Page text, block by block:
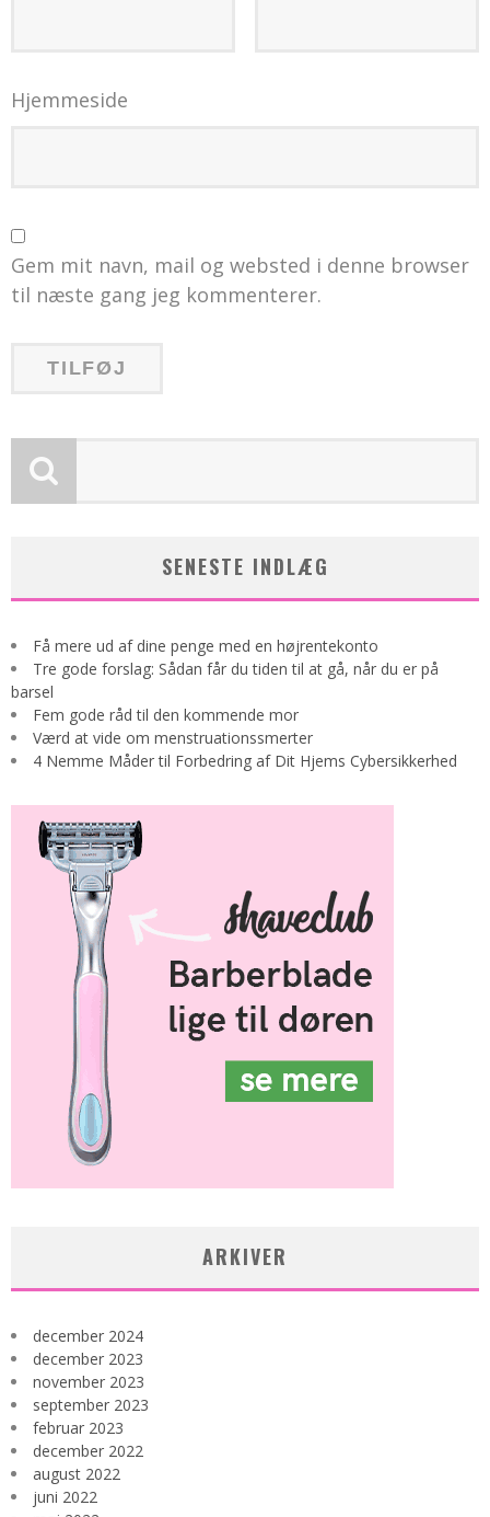
Hjemmeside
Gem mit navn, mail og websted i denne browser
til næste gang jeg kommenterer.
SENESTE INDLÆG
Få mere ud af dine penge med en højrentekonto
Tre gode forslag: Sådan får du tiden til at gå, når du er på
barsel
Fem gode råd til den kommende mor
Værd at vide om menstruationssmerter
4 Nemme Måder til Forbedring af Dit Hjems Cybersikkerhed
ARKIVER
december 2024
december 2023
november 2023
september 2023
februar 2023
december 2022
august 2022
juni 2022